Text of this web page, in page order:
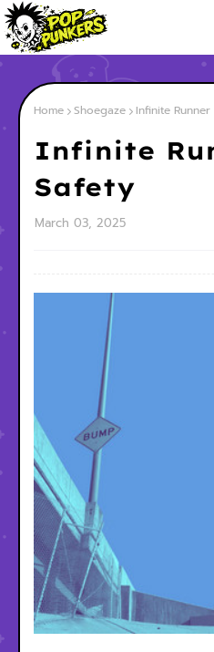
Home Shoegaze Infinite
Infinite
Safety
March 03, 2025